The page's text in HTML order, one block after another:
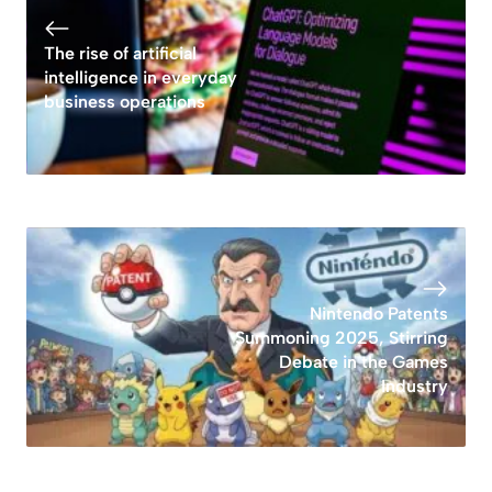
The rise of artificial
intelligence in everyday
business operations
Nintendo Patents
Summoning 2025, Stirring
Debate in the Games
Industry